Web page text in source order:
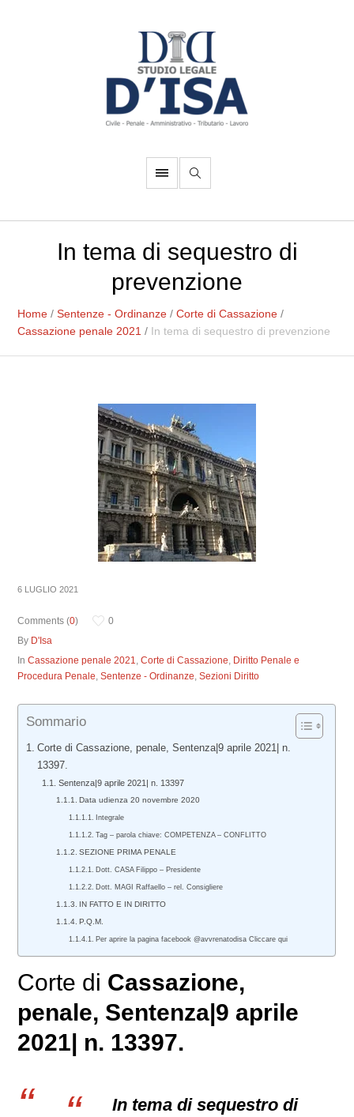
In tema di sequestro di
prevenzione
Home /Sentenze - Ordinanze /Corte di Cassazione /
Cassazione penale 2021 / In tema di sequestro di prevenzione
6 LUGLIO 2021
Comments (0)
0
By D'Isa
InCassazione penale 2021,Corte di Cassazione, Diritto Penale e
Procedura Penale,Sentenze - Ordinanze,Sezioni Diritto
Sommario
Corte di Cassazione, penale, Sentenza|9 aprile 2021| n.
13397.
Sentenza|9 aprile 2021| n. 13397
Data udienza 20 novembre 2020
Integrale
Tag – parola chiave: COMPETENZA – CONFLITTO
SEZIONE PRIMA PENALE
Dott. CASA Filippo – Presidente
Dott. MAGI Raffaello – rel. Consigliere
IN FATTO E IN DIRITTO
P.Q.M.
Per aprire la pagina facebook @avvrenatodisa Cliccare qui
Corte di Cassazione,
penale, Sentenza|9 aprile
2021| n. 13397.
In tema di sequestro di